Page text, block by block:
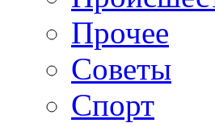
Прочее
Советы
Спорт